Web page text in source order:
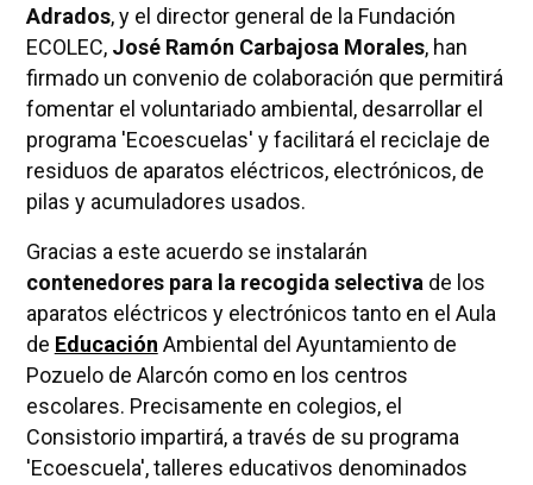
Adrados, y el director general de la Fundación
ECOLEC, José Ramón Carbajosa Morales, han
firmado un convenio de colaboración que permitirá
fomentar el voluntariado ambiental, desarrollar el
programa 'Ecoescuelas' y facilitará el reciclaje de
residuos de aparatos eléctricos, electrónicos, de
pilas y acumuladores usados.
Gracias a este acuerdo se instalarán
contenedores para la recogida selectivade los
aparatos eléctricos y electrónicos tanto en el Aula
de Educación Ambiental del Ayuntamiento de
Pozuelo de Alarcón como en los centros
escolares. Precisamente en colegios, el
Consistorio impartirá, a través de su programa
'Ecoescuela', talleres educativos denominados